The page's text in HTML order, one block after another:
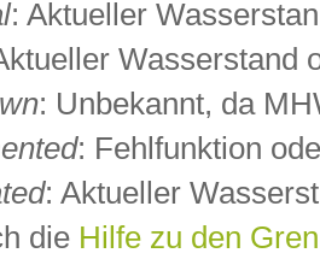
: Aktueller
Wasserstand
: Unbekannt, da
: Fehlfunktion
: Aktueller
die Hilfe zu den